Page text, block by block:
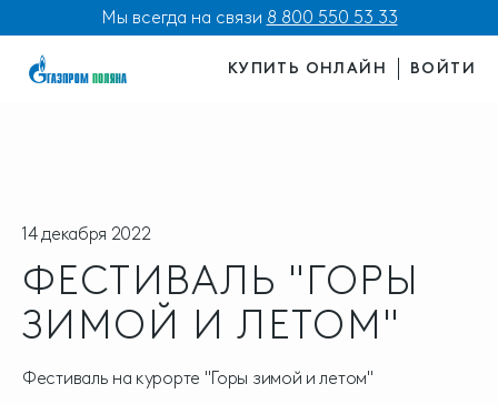
Мы всегда на связи 8 800 550 53 33
КУПИТЬ ОНЛАЙН ВОЙТИ
14 декабря 2022
ФЕСТИВАЛЬ "ГОРЫ
ЗИМОЙ И ЛЕТОМ"
Фестиваль на курорте "Горы зимой и летом"